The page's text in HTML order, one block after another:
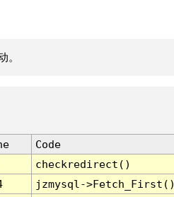
。
Code
checkredirect()
jzmysql-